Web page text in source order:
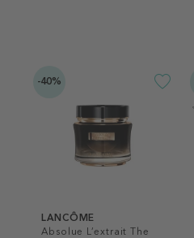
-40%
LANCÔME
Absolue L’extrait The